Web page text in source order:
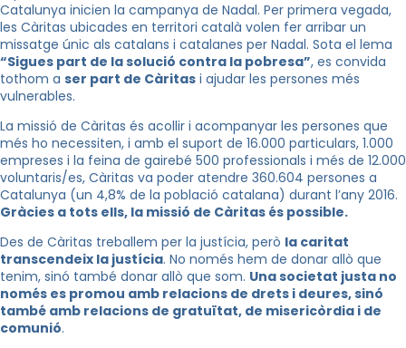
Catalunya inicien la campanya de Nadal. Per primera vegada,
les Càritas ubicades en territori català volen fer arribar un
missatge únic als catalans i catalanes per Nadal. Sota el lema
“Sigues part de la solució contra la pobresa”, es convida
tothom a ser part de Càritas i ajudar les persones més
vulnerables.
La missió de Càritas és acollir i acompanyar les persones que
més ho necessiten, i amb el suport de 16.000 particulars, 1.000
empreses i la feina de gairebé 500 professionals i més de 12.000
voluntaris/es, Càritas va poder atendre 360.604 persones a
Catalunya (un 4,8% de la població catalana) durant l’any 2016.
Gràcies a tots ells, la missió de Càritas és possible.
Des de Càritas treballem per la justícia, però la caritat
transcendeix la justícia. No només hem de donar allò que
tenim, sinó també donar allò que som. Una societat justa no
només es promou amb relacions de drets i deures, sinó
també amb relacions de gratuïtat, de misericòrdia i de
comunió.